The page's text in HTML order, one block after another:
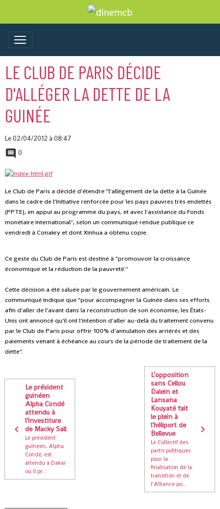
LE CLUB DE PARIS DÉCIDE
D'ALLÉGER LA DETTE DE LA
GUINÉE
Le 02/04/2012 à 08:47
0
Le Club de Paris a décidé d'étendre "l'allégement de la dette à la Guinée
dans le cadre de l'Initiative renforcée pour les pays pauvres très endettés
(PPTE), en appui au programme du pays, et avec l'assistance du Fonds
monétaire international'', selon un communiqué rendue publique ce
vendredi à Conakry et dont Xinhua a obtenu copie.
Ce geste du Club de Paris est destiné à "promouvoir la croissance
économique et la réduction de la pauvreté.''
Cette décision a été saluée par le gouvernement américain. Le
communiqué indique que "pour accompagner la Guinée dans ses efforts
afin d'aller de l'avant dans la reconstruction de son économie, les États-
Unis ont annoncé qu'il ont l'intention d'aller au-delà du traitement convenu
par le Club de Paris pour offrir 100% d'annulation des arriérés et des
paiements venant à échéance au cours de la période de traitement de la
dette".
Le président
guinéen
Alpha Condé
attendu à
l’investiture
de Macky Sall
Le président
guinéen, Alpha
Condé, est
attendu à Dakar
où il pr...
L’opposition
sans Cellou
Dalein et
Lansana
Kouyaté fait
le plein à
l’héliport de
Bellevue
Le Collectif des
partis politiques
pour la
finalisation de la
transition et de
l’Alliance po...